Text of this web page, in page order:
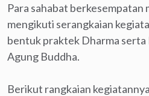
Para sahabat berkesempatan
mengikuti serangkaian
bentuk praktek Dharma serta
Agung Buddha.
Berikut rangkaian